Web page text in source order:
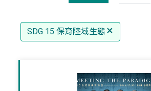
SDG 15 保育陸域生態